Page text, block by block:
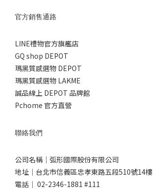
官方銷售通路
LINE禮物官方旗艦店
GQ shop DEPOT
瑪黑質感選物 DEPOT
瑪黑質感選物 LAKME
誠品線上 DEPOT 品牌館
Pchome 官方直營
聯絡我們
公司名稱｜弧形國際股份有限公司
地址｜台北市信義區忠孝東路五段510號14樓
電話｜ 02-2346-1881 #111